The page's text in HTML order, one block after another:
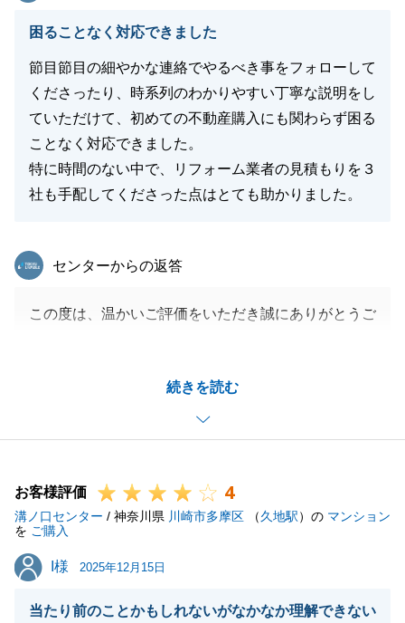
閉じる
困ることなく対応できました
節目節目の細やかな連絡でやるべき事をフォローして
くださったり、時系列のわかりやすい丁寧な説明をし
ていただけて、初めての不動産購入にも関わらず困る
ことなく対応できました。
特に時間のない中で、リフォーム業者の見積もりを３
社も手配してくださった点はとても助かりました。
続きを読む
東急リバブル
センターからの返答
この度は、温かいご評価をいただき誠にありがとうご
様のご協力のおかげです。
心より感謝申し上げます。
また機会がございましたら、その際も何卒よろしくお
お客様評価 4
溝ノ口センター / 神奈川県 川崎市多摩区 （久地駅）の マンション
を ご購入
I様
I様 2025年12月15日
当たり前のことかもしれないがなかなか理解できない